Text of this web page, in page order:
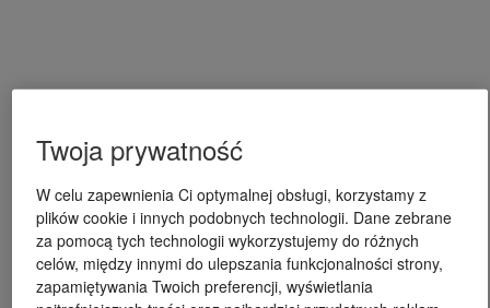
Twoja prywatność
W celu zapewnienia Ci optymalnej obsługi, korzystamy z
plików cookie i innych podobnych technologii. Dane zebrane
za pomocą tych technologii wykorzystujemy do różnych
celów, między innymi do ulepszania funkcjonalności strony,
zapamiętywania Twoich preferencji, wyświetlania